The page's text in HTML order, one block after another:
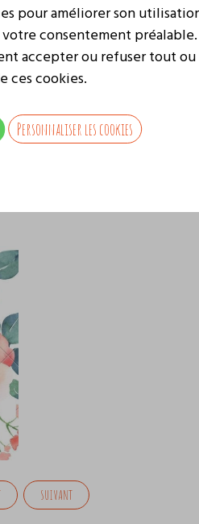
SUIVANT
pour améliorer son
votre consentement préalable.
accepter ou refuser tout ou
ces cookies.
Personnaliser les cookies